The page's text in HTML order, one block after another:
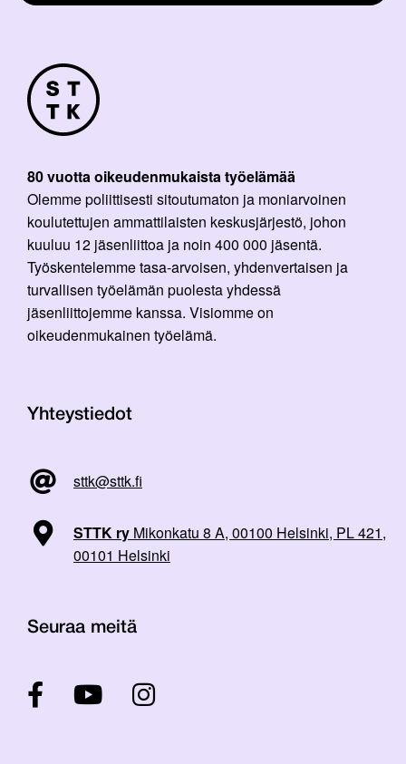
80 vuotta oikeudenmukaista työelämää
Olemme poliittisesti sitoutumaton ja moniarvoinen
koulutettujen ammattilaisten keskusjärjestö, johon
kuuluu 12 jäsenliittoa ja noin 400 000 jäsentä.
Työskentelemme tasa-arvoisen, yhdenvertaisen ja
turvallisen työelämän puolesta yhdessä
jäsenliittojemme kanssa. Visiomme on
oikeudenmukainen työelämä.
Yhteystiedot
sttk@sttk.fi
STTK ry Mikonkatu 8 A, 00100 Helsinki, PL 421,
00101 Helsinki
Seuraa meitä